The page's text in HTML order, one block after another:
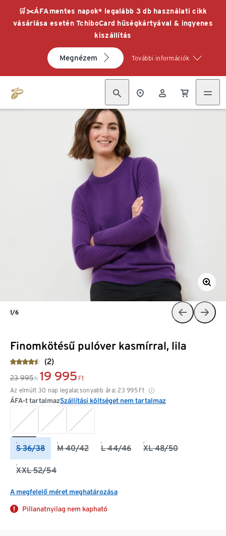
🛒✂️ÁFAmentes napok* legalább 3 db használati cikk
vásárlása esetén TchiboCard hűségkártyával & ingyenes
kiszállítás
Megnézem További információk
Finomkötésű pulóver kasmírral, lila
(2)
23 995 Ft 19 995 Ft
Az elmúlt 30 nap legalacsonyabb ára: 23 995 Ft
ÁFA-t tartalmazSzállítási költséget nem tartalmaz
S 36/38 M 40/42 L 44/46 XL 48/50
XXL 52/54
A megfelelő méret meghatározása
Pillanatnyilag nem kapható
1/6